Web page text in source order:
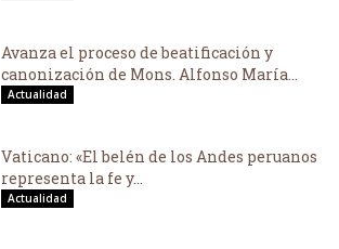
Avanza el proceso de beatificación y
canonización de Mons. Alfonso María...
Actualidad
Vaticano: «El belén de los Andes peruanos
representa la fe y...
Actualidad